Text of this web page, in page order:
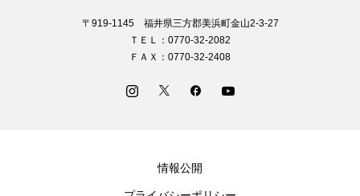
〒919-1145 福井県三方郡美浜町金山2-3-27
ＴＥＬ：0770-32-2082
ＦＡＸ：0770-32-2408
情報公開